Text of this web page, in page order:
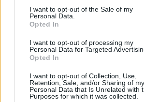
I want to opt-out of the Sale of my
Personal Data.
Opted In
I want to opt-out of processing my
Personal Data for Targeted
Opted In
I want to opt-out of Collection, Use,
Retention, Sale, and/or Sharing of my
Personal Data that Is Unrelated with
Purposes for which it was collected.
duraturo.
L’adozione e la sfida
dell’intelligenza
scuola
Il ruolo dell’intelligenza